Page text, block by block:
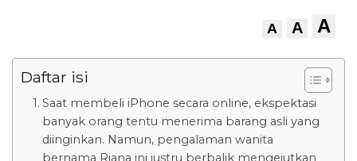
A A A
Daftar isi
Saat membeli iPhone secara online, ekspektasi
banyak orang tentu menerima barang asli yang
diinginkan. Namun, pengalaman wanita
bernama Riana ini justru berbalik mengejutkan